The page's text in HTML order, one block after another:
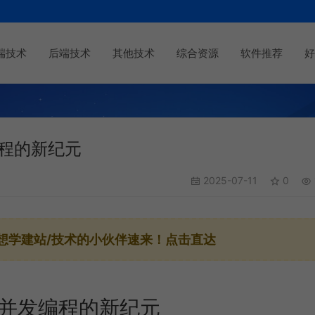
技术 后端技术 其他技术 综合资源 软件推荐
的新纪元
2025-07-11 0
学建站/技术的小伙伴速来！点击直达
发编程的新纪元